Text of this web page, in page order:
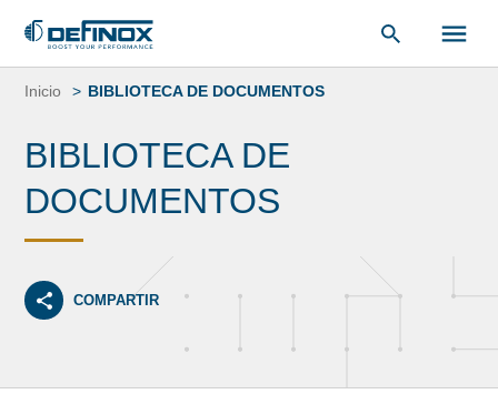
Saltar
Inicio BIBLIOTECA DE DOCUMENTOS
BIBLIOTECA DE
DOCUMENTOS
COMPARTIR